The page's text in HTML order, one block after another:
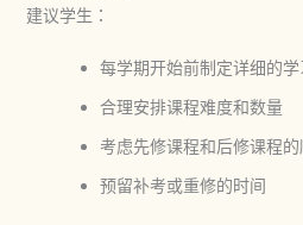
建议学生：
每学期开始前制定详细的学
合理安排课程难度和数量
考虑先修课程和后修课程的
预留补考或重修的时间